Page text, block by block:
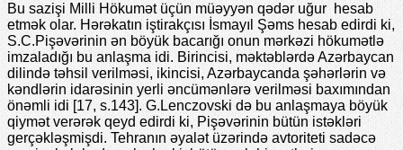
Bu sazişi Milli Hökumət üçün müəyyən qədər uğur hesab
etmək olar. Hərəkatın iştirakçısı İsmayıl Şəms hesab edirdi ki,
S.C.Pişəvərinin ən böyük bacarığı onun mərkəzi hökumətlə
imzaladığı bu anlaşma idi. Birincisi, məktəblərdə Azərbaycan
dilində təhsil verilməsi, ikincisi, Azərbaycanda şəhərlərin və
kəndlərin idarəsinin yerli əncümənlərə verilməsi baxımından
önəmli idi [17, s.143]. G.Lenczovski də bu anlaşmaya böyük
qiymət verərək qeyd edirdi ki, Pişəvərinin bütün istəkləri
gerçəkləşmişdi. Tehranın əyalət üzərində avtoriteti sadəcə